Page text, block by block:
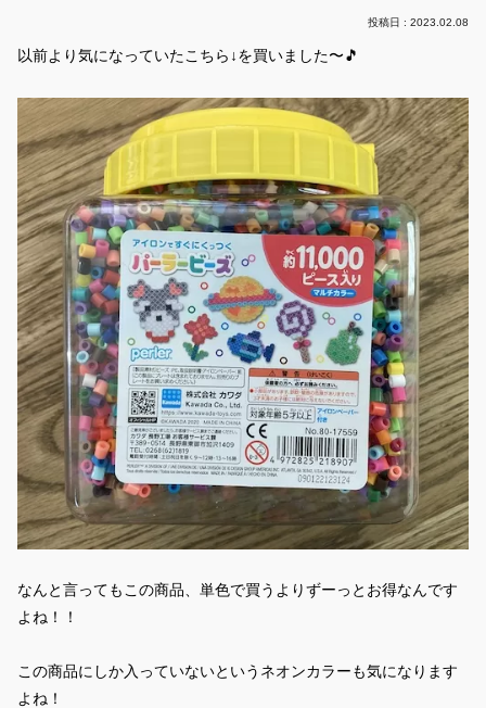
2023.02.08
以前より気になっていたこちら↓を買いました〜🎵
なんと言ってもこの商品、単色で買うよりずーっとお得なんです
よね！！
この商品にしか入っていないというネオンカラーも気になります
よね！